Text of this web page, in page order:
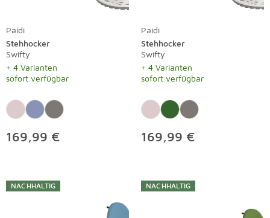
Paidi
Stehhocker
Swifty
+ 4 Varianten
sofort verfügbar
169,99 €
Paidi
Stehhocker
Swifty
+ 4 Varianten
sofort verfügbar
169,99 €
NACHHALTIG NACHHALTIG